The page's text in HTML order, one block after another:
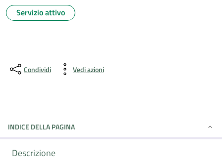
Servizio attivo
Condividi Vedi azioni
INDICE DELLA PAGINA
Descrizione